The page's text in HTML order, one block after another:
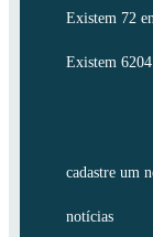
Existem 72
Existem
cadastre um
notícias